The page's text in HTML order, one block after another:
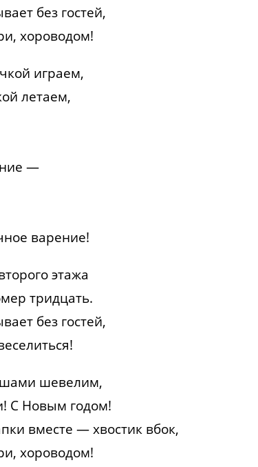
без гостей,
хороводом!
играем,
летаем,
—
варение!
этажа
тридцать.
без гостей,
шевелим,
С Новым годом!
вместе — хвостик вбок,
хороводом!